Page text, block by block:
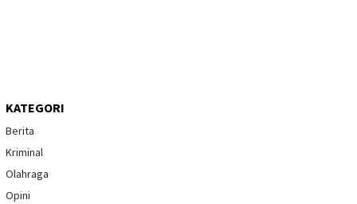
KATEGORI
Berita
Kriminal
Olahraga
Opini